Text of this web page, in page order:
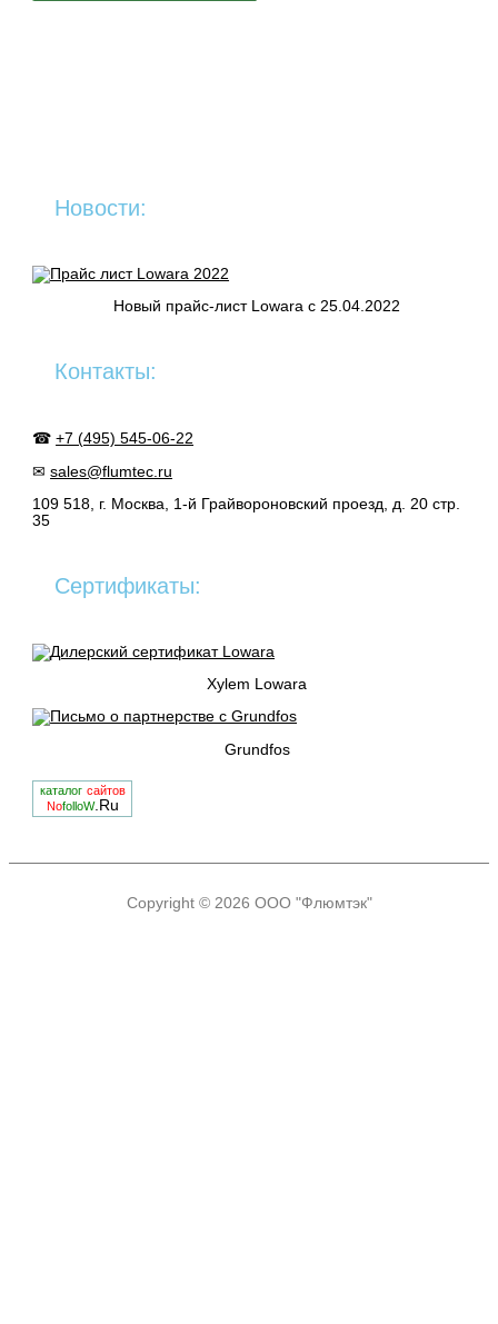
Новости:
Новый прайс-лист Lowara c 25.04.2022
Контакты:
☎+7 (495) 545-06-22
✉sales@flumtec.ru
109 518, г. Москва, 1-й Грайвороновский проезд, д. 20 стр.
35
Сертификаты:
Xylem Lowara
Grundfos
каталог сайтов
NofolloW.Ru
Copyright © 2026 ООО "Флюмтэк"